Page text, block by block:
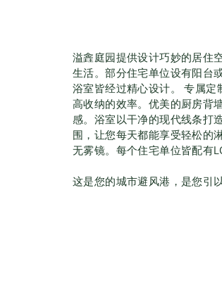
溢錱庭园提供设计巧妙的居住
生活。部分住宅单位设有阳台
浴室皆经过精心设计。 专属
高收纳的效率。优美的厨房背
感。浴室以干净的现代线条打
围，让您每天都能享受轻松的
无雾镜。每个住宅单位皆配有
这是您的城市避风港，是您引